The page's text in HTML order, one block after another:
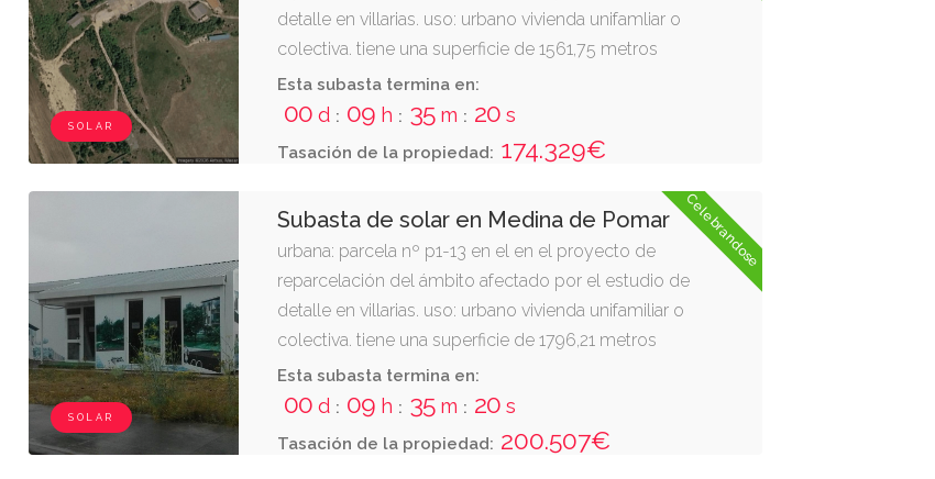
SOLAR
detalle en villarias. uso: urbano vivienda unifamliar o
colectiva. tiene una superficie de 1561,75 metros
cuadrados. linda: norte, elp-29 (plaza); sur, vial x; este,
vial t; y oeste, elp-29 (plaza)
Esta subasta termina en:
00 d : 09 h : 35 m : 19 s
Tasación de la propiedad: 174.329€
SOLAR
Celebrandose
Subasta de solar en Medina de Pomar
urbana: parcela nº p1-13 en el en el proyecto de
reparcelación del ámbito afectado por el estudio de
detalle en villarias. uso: urbano vivienda unifamiliar o
colectiva. tiene una superficie de 1796,21 metros
cuadrados. linda: norte, vial v; sur, elp-29 (plaza); este,
vial t; y oeste, parcela p1-16 y epr-22.
Esta subasta termina en:
00 d : 09 h : 35 m : 19 s
Tasación de la propiedad: 200.507€